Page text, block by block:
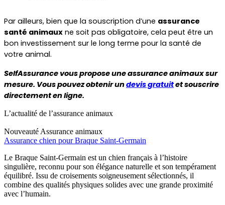
Par ailleurs, bien que la souscription d’une assurance
santé animaux ne soit pas obligatoire, cela peut être un
bon investissement sur le long terme pour la santé de
votre animal.
SelfAssurance vous propose une assurance animaux sur
mesure. Vous pouvez obtenir un devis gratuit et souscrire
directement en ligne.
L’actualité de l’assurance animaux
Nouveauté Assurance animaux
Assurance chien pour Braque Saint-Germain
Le Braque Saint-Germain est un chien français à l’histoire
singulière, reconnu pour son élégance naturelle et son tempérament
équilibré. Issu de croisements soigneusement sélectionnés, il
combine des qualités physiques solides avec une grande proximité
avec l’humain.